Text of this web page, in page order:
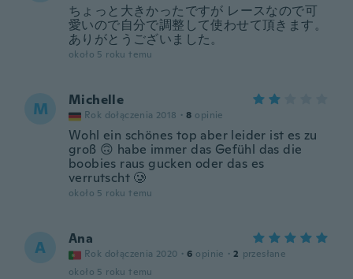
ちょっと大きかったですが レースなので可
愛いので自分で調整して使わせて頂きます。
ありがとうございました。
około 5 roku temu
M Michelle
Rok dołączenia 2018 · 8 opinie
Wohl ein schönes top aber leider ist es zu
groß 🙃 habe immer das Gefühl das die
boobies raus gucken oder das es
verrutscht 🥲
około 5 roku temu
A Ana
Rok dołączenia 2020 · 6 opinie · 2 przesłane
około 5 roku temu